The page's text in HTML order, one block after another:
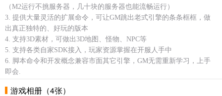
（M2运行不挑服务器，几十块的服务器也能流畅运行）
3. 提供大量灵活的扩展命令，可让GM跳出老式引擎的条条框框，做
出真正独特的、好玩的版本
4. 支持3D素材，可做出3D地图、怪物、NPC等
5. 支持各类自家SDK接入，玩家资源掌握在开服人手中
6. 脚本命令和开发概念兼容市面其它引擎，GM无需重新学习，上手
即会.
游戏相册（4张）